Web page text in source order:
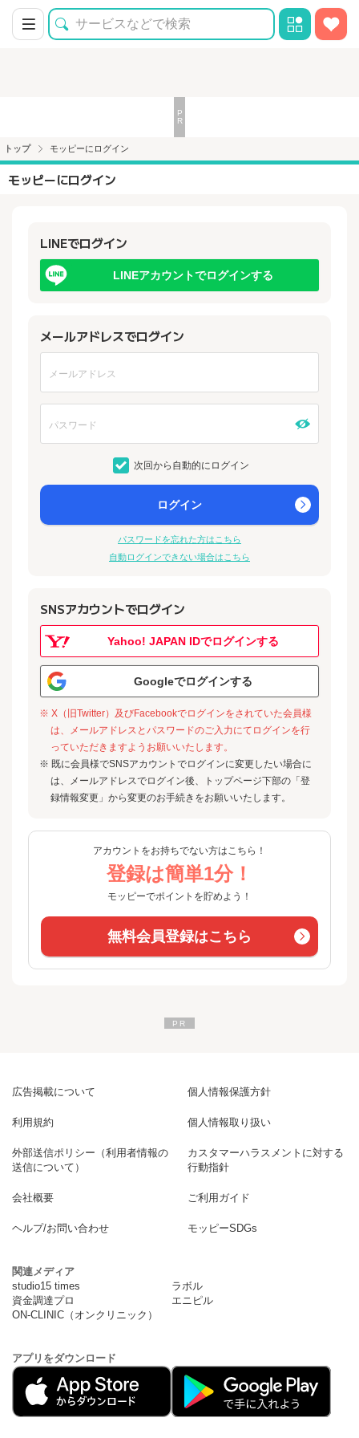
トップ モッピーにログイン
モッピーにログイン
LINEでログイン
LINEアカウントでログインする
メールアドレスでログイン
次回から自動的にログイン
ログイン
パスワードを忘れた方はこちら
自動ログインできない場合はこちら
SNSアカウントでログイン
Yahoo! JAPAN IDでログインする
Googleでログインする
※ X（旧Twitter）及びFacebookでログインをされていた会員様
は、メールアドレスとパスワードのご入力にてログインを行
っていただきますようお願いいたします。
※ 既に会員様でSNSアカウントでログインに変更したい場合に
は、メールアドレスでログイン後、トップページ下部の「登
録情報変更」から変更のお手続きをお願いいたします。
アカウントをお持ちでない方はこちら！
登録は簡単1分！
モッピーでポイントを貯めよう！
無料会員登録はこちら
広告掲載について 個人情報保護方針
利用規約 個人情報取り扱い
外部送信ポリシー（利用者情報の
送信について）
カスタマーハラスメントに対する
行動指針
会社概要 ご利用ガイド
ヘルプ/お問い合わせ モッピーSDGs
関連メディア
studio15 times
ラボル
資金調達プロ
エニピル
ON-CLINIC（オンクリニック）
アプリをダウンロード